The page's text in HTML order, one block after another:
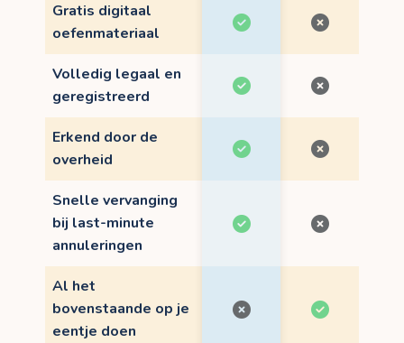
Gratis digitaal
oefenmateriaal
Volledig legaal en
geregistreerd
Erkend door de
overheid
Snelle vervanging
bij last-minute
annuleringen
Al het
bovenstaande op je
eentje doen